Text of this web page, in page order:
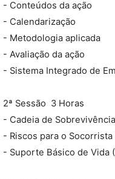
- Conteúdos da ação
- Calendarização
- Metodologia aplicada
- Avaliação da ação
- Sistema Integrado de
2ª Sessão  3 Horas
- Cadeia de
- Riscos para o Socorrista
- Suporte Básico de Vida